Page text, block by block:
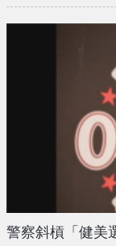
警察斜槓「健